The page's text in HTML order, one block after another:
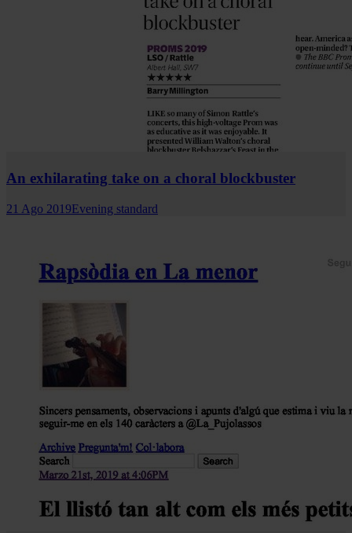
An exhilarating take on a choral blockbuster
21 Ago 2019Evening standard